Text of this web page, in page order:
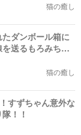
猫の癒し
ダンボール箱に
送るもろみちゃ
猫の癒し
すずちゃん意外な
！！